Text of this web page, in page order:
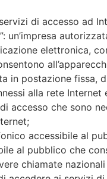
di accesso ad
un’impresa
elettronica,
in postazione fissa,
alla rete Internet
accesso che sono
accessibile al
al pubblico che
chiamate nazionali